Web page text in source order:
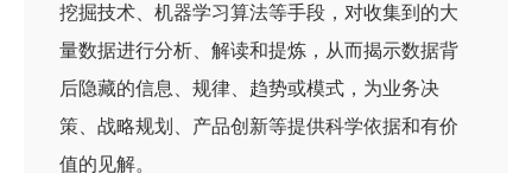
挖掘技术、机器学习算法等手段，对收集到的大
量数据进行分析、解读和提炼，从而揭示数据背
后隐藏的信息、规律、趋势或模式，为业务决
策、战略规划、产品创新等提供科学依据和有价
值的见解。